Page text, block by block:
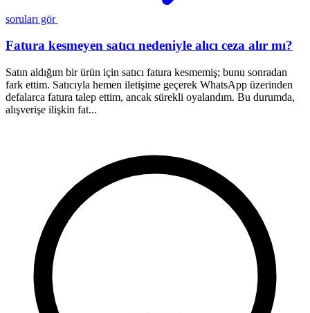
soruları gör
Fatura kesmeyen satıcı nedeniyle alıcı ceza alır mı?
Satın aldığım bir ürün için satıcı fatura kesmemiş; bunu sonradan
fark ettim. Satıcıyla hemen iletişime geçerek WhatsApp üzerinden
defalarca fatura talep ettim, ancak sürekli oyalandım. Bu durumda,
alışverişe ilişkin fat...